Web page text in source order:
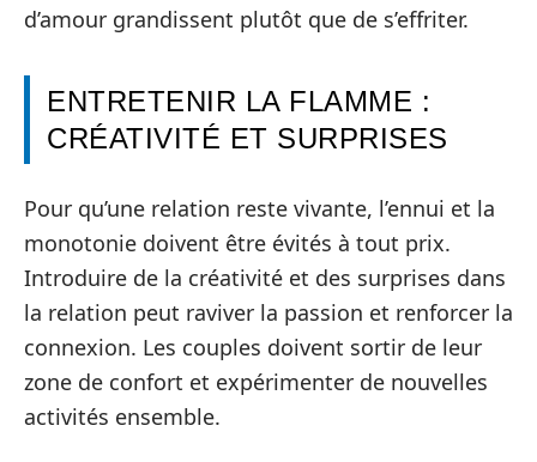
d’amour grandissent plutôt que de s’effriter.
ENTRETENIR LA FLAMME :
CRÉATIVITÉ ET SURPRISES
Pour qu’une relation reste vivante, l’ennui et la
monotonie doivent être évités à tout prix.
Introduire de la créativité et des surprises dans
la relation peut raviver la passion et renforcer la
connexion. Les couples doivent sortir de leur
zone de confort et expérimenter de nouvelles
activités ensemble.